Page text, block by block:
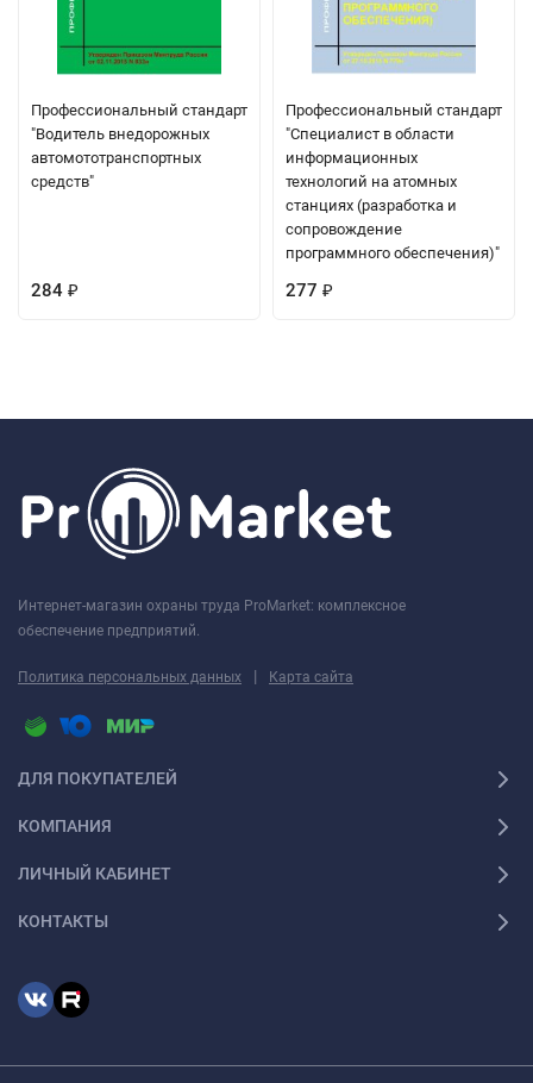
Профессиональный стандарт
"Водитель внедорожных
автомототранспортных
средств"
284 ₽
Профессиональный стандарт
"Специалист в области
информационных
технологий на атомных
станциях (разработка и
сопровождение
программного обеспечения)"
277 ₽
Интернет-магазин охраны труда ProMarket: комплексное
обеспечение предприятий.
Политика персональных данных | Карта сайта
ДЛЯ ПОКУПАТЕЛЕЙ
КОМПАНИЯ
ЛИЧНЫЙ КАБИНЕТ
КОНТАКТЫ